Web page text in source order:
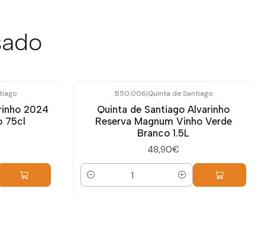
2024
75cl
B50.006|Quinta de Santiago
Quinta de Santiago Alvarinho
Reserva Magnum Vinho Verde
Branco 1.5L
48,90€
Quantidade